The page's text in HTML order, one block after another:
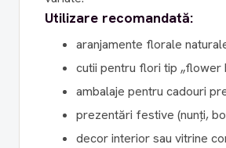
Utilizare recomandată:
aranjamente florale
cutii pentru flori tip „flower
ambalaje pentru cadouri
prezentări festive (nunți,
decor interior sau vitrine